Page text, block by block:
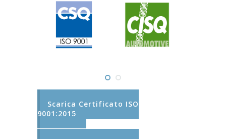
Scarica Certificato ISO
9001:2015